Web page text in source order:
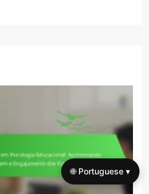
🌐 Portuguese ▾